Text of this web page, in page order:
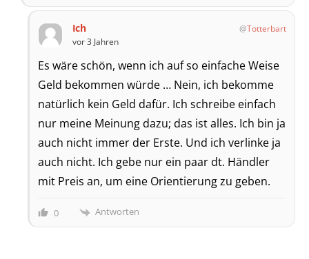
Ich
Totterbart
vor 3 Jahren
Es wäre schön, wenn ich auf so einfache Weise
Geld bekommen würde … Nein, ich bekomme
natürlich kein Geld dafür. Ich schreibe einfach
nur meine Meinung dazu; das ist alles. Ich bin ja
auch nicht immer der Erste. Und ich verlinke ja
auch nicht. Ich gebe nur ein paar dt. Händler
mit Preis an, um eine Orientierung zu geben.
0 Antworten